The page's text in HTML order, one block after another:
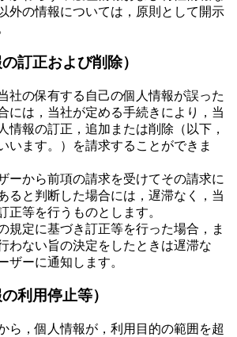
外の情報については，原則として開示
訂正および削除）
社の保有する自己の個人情報が誤った
には，当社が定める手続きにより，当
情報の訂正，追加または削除（以下，
います。）を請求することができま
ーから前項の請求を受けてその請求に
ると判断した場合には，遅滞なく，当
正等を行うものとします。
規定に基づき訂正等を行った場合，ま
わない旨の決定をしたときは遅滞な
ザーに通知します。
利用停止等）
ら，個人情報が，利用目的の範囲を超